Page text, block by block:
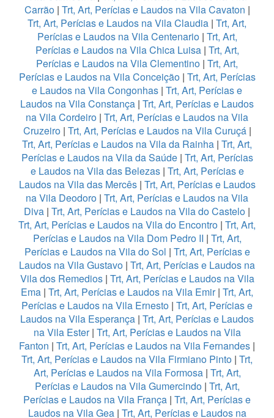
Carrão| Trt, Art, Perícias e Laudos na Vila Cavaton |
Trt, Art, Perícias e Laudos na Vila Claudia | Trt, Art,
Perícias e Laudos na Vila Centenario| Trt, Art,
Perícias e Laudos na Vila Chica Luisa | Trt, Art,
Perícias e Laudos na Vila Clementino | Trt, Art,
Perícias e Laudos na Vila Conceição| Trt, Art, Perícias
e Laudos na Vila Congonhas | Trt, Art, Perícias e
Laudos na Vila Constança | Trt, Art, Perícias e Laudos
na Vila Cordeiro | Trt, Art, Perícias e Laudos na Vila
Cruzeiro | Trt, Art, Perícias e Laudos na Vila Curuçá |
Trt, Art, Perícias e Laudos na Vila da Rainha | Trt, Art,
Perícias e Laudos na Vila da Saúde| Trt, Art, Perícias
e Laudos na Vila das Belezas| Trt, Art, Perícias e
Laudos na Vila das Mercês| Trt, Art, Perícias e Laudos
na Vila Deodoro | Trt, Art, Perícias e Laudos na Vila
Diva | Trt, Art, Perícias e Laudos na Vila do Castelo |
Trt, Art, Perícias e Laudos na Vila do Encontro | Trt, Art,
Perícias e Laudos na Vila Dom Pedro II | Trt, Art,
Perícias e Laudos na Vila do Sol | Trt, Art, Perícias e
Laudos na Vila Gustavo | Trt, Art, Perícias e Laudos na
Vila dos Remedios| Trt, Art, Perícias e Laudos na Vila
Ema | Trt, Art, Perícias e Laudos na Vila Emir| Trt, Art,
Perícias e Laudos na Vila Ernesto | Trt, Art, Perícias e
Laudos na Vila Esperança | Trt, Art, Perícias e Laudos
na Vila Ester| Trt, Art, Perícias e Laudos na Vila
Fanton | Trt, Art, Perícias e Laudos na Vila Fernandes |
Trt, Art, Perícias e Laudos na Vila Firmiano Pinto | Trt,
Art, Perícias e Laudos na Vila Formosa| Trt, Art,
Perícias e Laudos na Vila Gumercindo| Trt, Art,
Perícias e Laudos na Vila França | Trt, Art, Perícias e
Laudos na Vila Gea| Trt, Art, Perícias e Laudos na